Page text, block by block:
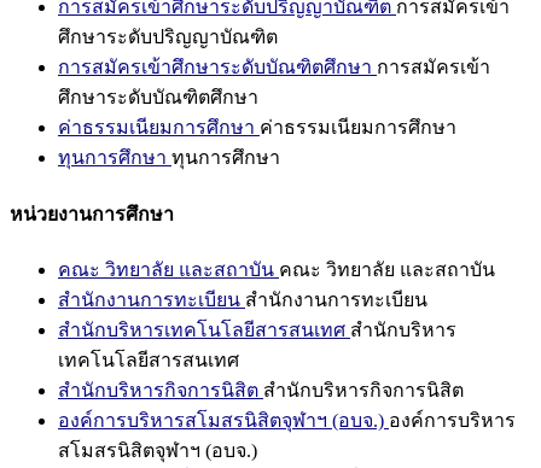
การสมัครเข้าศึกษาระดับปริญญาบัณฑิต การสมัครเข้า
ศึกษาระดับปริญญาบัณฑิต
การสมัครเข้าศึกษาระดับบัณฑิตศึกษา การสมัครเข้า
ศึกษาระดับบัณฑิตศึกษา
ค่าธรรมเนียมการศึกษา ค่าธรรมเนียมการศึกษา
ทุนการศึกษา ทุนการศึกษา
หน่วยงานการศึกษา
คณะ วิทยาลัย และสถาบัน คณะ วิทยาลัย และสถาบัน
สำนักงานการทะเบียน สำนักงานการทะเบียน
สำนักบริหารเทคโนโลยีสารสนเทศ สำนักบริหาร
เทคโนโลยีสารสนเทศ
สำนักบริหารกิจการนิสิต สำนักบริหารกิจการนิสิต
องค์การบริหารสโมสรนิสิตจุฬาฯ (อบจ.) องค์การบริหาร
สโมสรนิสิตจุฬาฯ (อบจ.)